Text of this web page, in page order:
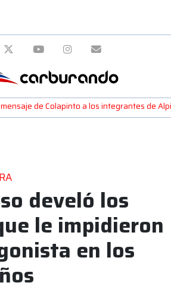
mensaje de Colapinto a los integrantes de
develó los
le impidieron
en los